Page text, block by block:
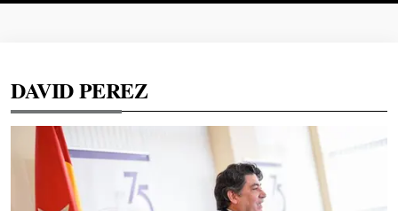
DAVID PEREZ